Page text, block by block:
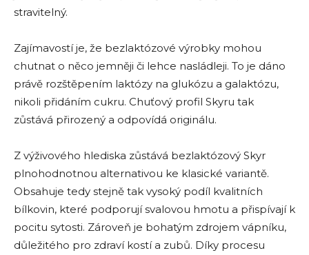
stravitelný.
Zajímavostí je, že bezlaktózové výrobky mohou
chutnat o něco jemněji či lehce nasládleji. To je dáno
právě rozštěpením laktózy na glukózu a galaktózu,
nikoli přidáním cukru. Chuťový profil Skyru tak
zůstává přirozený a odpovídá originálu.
Z výživového hlediska zůstává bezlaktózový Skyr
plnohodnotnou alternativou ke klasické variantě.
Obsahuje tedy stejně tak vysoký podíl kvalitních
bílkovin, které podporují svalovou hmotu a přispívají k
pocitu sytosti. Zároveň je bohatým zdrojem vápníku,
důležitého pro zdraví kostí a zubů. Díky procesu